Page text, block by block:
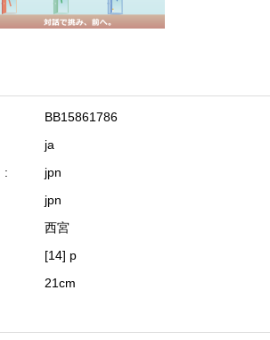
BB15861786
ja
jpn
jpn
西宮
[14] p
21cm